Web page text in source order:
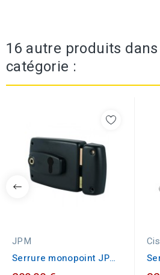
16 autre produits
catégorie :
JPM
Serrure monopoint JPM
FREELOX horizontale...